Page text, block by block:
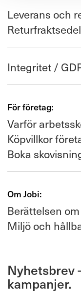
Leverans och
Returfraktsedel
Integritet /
För företag:
Varför
Köpvillkor
Boka
Om Jobi:
Berättelsen
Miljö och
Nyhetsbrev
kampanjer.